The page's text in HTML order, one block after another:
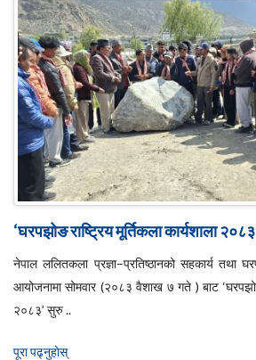
‘घरपझोङ राष्ट्रिय मूर्तिकला कार्यशाला
नेपाल ललितकला प्रज्ञा–प्रतिष्ठानको सहकार्य तथा
आयोजनामा सोमवार (२०८३ वैशाख ७ गते ) बाट ‘घरपझोङ
२०८३’ सुरु ..
पूरा पढ्नुहाेस्